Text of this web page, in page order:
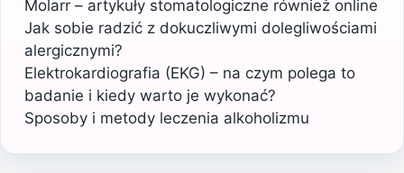
Molarr – artykuły stomatologiczne również online
Jak sobie radzić z dokuczliwymi dolegliwościami
alergicznymi?
Elektrokardiografia (EKG) – na czym polega to
badanie i kiedy warto je wykonać?
Sposoby i metody leczenia alkoholizmu